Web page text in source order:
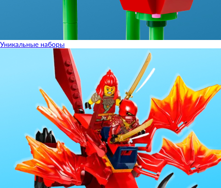
Уникальные наборы